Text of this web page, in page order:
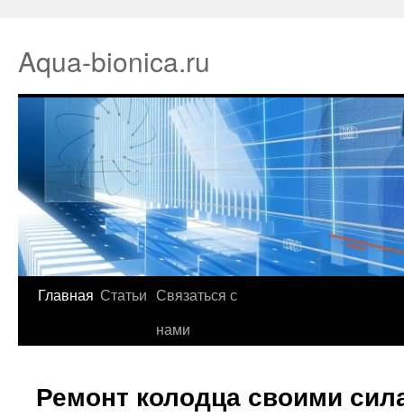
Aqua-bionica.ru
Главная Статьи Связаться с
нами
Ремонт колодца своими